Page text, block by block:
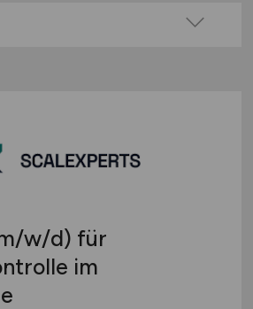
/ Minijob
Werkstudenten
w/d) für
im